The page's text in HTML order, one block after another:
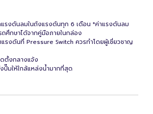
ลมในถังแรงดันทุก 6 เดือน *ค่าแรงดันลม
ถศึกษาได้จากคู่มือภายในกล่อง
ที่ Pressure Switch ควรทำโดยผู้เชี่ยวชาญ
กลางแจ้ง
ใกล้แหล่งน้ำมากที่สุด